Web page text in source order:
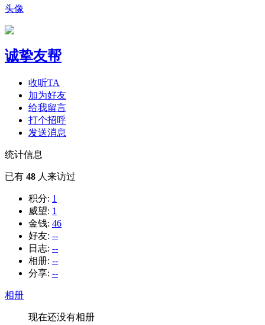
头像
诚挚友帮
收听TA
加为好友
给我留言
打个招呼
发送消息
统计信息
已有 48 人来访过
积分: 1
威望: 1
金钱: 46
好友: --
日志: --
相册: --
分享: --
相册
现在还没有相册